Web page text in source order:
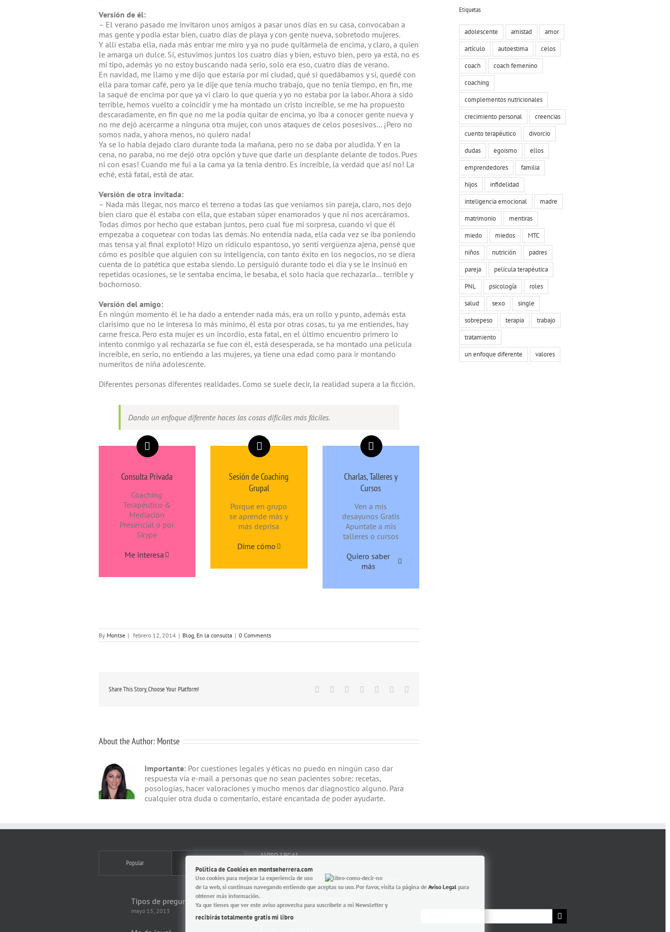
Versión de él:
– El verano pasado me invitaron unos amigos a pasar unos días en su casa, convocaban a
mas gente y podia estar bien, cuatro días de playa y con gente nueva, sobretodo mujeres.
Y allí estaba ella, nada más entrar me miro y ya no pude quitármela de encima, y claro, a quien
le amarga un dulce. Sí, estuvimos juntos los cuatro días y bien, estuvo bien, pero ya está, no es
mi tipo, además yo no estoy buscando nada serio, solo era eso, cuatro días de verano.
En navidad, me llamo y me dijo que estaría por mi ciudad, qué si quedábamos y sí, quedé con
ella para tomar café, pero ya le dije que tenía mucho trabajo, que no tenía tiempo, en fin, me
la saqué de encima por que ya vi claro lo que quería y yo no estaba por la labor. Ahora a sido
terrible, hemos vuelto a coincidir y me ha montado un cristo increíble, se me ha propuesto
descaradamente, en fin que no me la podía quitar de encima, yo iba a conocer gente nueva y
no me dejó acercarme a ninguna otra mujer, con unos ataques de celos posesivos… ¡Pero no
somos nada, y ahora menos, no quiero nada!
Ya se lo había dejado claro durante toda la mañana, pero no se daba por aludida. Y en la
cena, no paraba, no me dejó otra opción y tuve que darle un desplante delante de todos. Pues
ni con esas! Cuando me fui a la cama ya la tenia dentro. Es increíble, la verdad que así no! La
eché, está fatal, está de atar.
Versión de otra invitada:
– Nada más llegar, nos marco el terreno a todas las que veníamos sin pareja, claro, nos dejo
bien claro que él estaba con ella, que estaban súper enamorados y que ni nos acercáramos.
Todas dimos por hecho que estaban juntos, pero cual fue mi sorpresa, cuando vi que él
empezaba a coquetear con todas las demás. No entendía nada, ella cada vez se iba poniendo
mas tensa y al final exploto! Hizo un ridículo espantoso, yo sentí vergüenza ajena, pensé que
cómo es posible que alguien con su inteligencia, con tanto éxito en los negocios, no se diera
cuenta de lo patética que estaba siendo. Lo persiguió durante todo el día y se le insinuó en
repetidas ocasiones, se le sentaba encima, le besaba, el solo hacia que rechazarla… terrible y
bochornoso.
Versión del amigo:
En ningún momento él le ha dado a entender nada más, era un rollo y punto, además esta
clarísimo que no le interesa lo más mínimo, él esta por otras cosas, tu ya me entiendes, hay
carne fresca. Pero esta mujer es un incordio, esta fatal, en el último encuentro primero lo
intento conmigo y al rechazarla se fue con él, está desesperada, se ha montado una película
increíble, en serio, no entiendo a las mujeres, ya tiene una edad como para ir montando
numeritos de niña adolescente.
Diferentes personas diferentes realidades. Como se suele decir, la realidad supera a la ficción.
Dando un enfoque diferente haces las cosas difíciles más fáciles.
Consulta Privada
Coaching
Terapéutico &
Mediación
Presencial o por
Skype
Me interesa
Sesión de Coaching
Grupal
Porque en grupo
se aprende más y
más deprisa
Dime cómo
Charlas, Talleres y
Cursos
Ven a mis
desayunos Gratis
Apuntate a mis
talleres o cursos
Quiero saber
más
By Montse | febrero 12, 2014 | Blog, En la consulta | 0 Comments
Share This Story, Choose Your Platform! Facebook
TwitterLinkedinGoogle+
TumblrPinterest
About the Author: Montse
Importante: Por cuestiones legales y éticas no puedo en ningún caso dar
respuesta vía e-mail a personas que no sean pacientes sobre: recetas,
posologías, hacer valoraciones y mucho menos dar diagnostico alguno. Para
cualquier otra duda o comentario, estaré encantada de poder ayudarte.
Etiquetas
adolescente amistad
amor
artículo
autoestima
celos
coach
coach femenino
coaching
complementos nutricionales
crecimiento personal
creencias
cuento terapéutico
divorcio
dudas
egoismo
ellos
emprendedores
familia
hijos
infidelidad
inteligencia emocional
madre
matrimonio
mentiras
miedo
miedos
MTC
niños
nutrición
padres
pareja
película terapéutica
PNL
psicología
roles
salud
sexo
single
sobrepeso
terapia
trabajo
tratamiento
un enfoque diferente
valores
Popular
Tipos de preguntas
mayo 15, 2013
AVISO LEGAL
El presente sitio web pertenece a Montse
Herrera, que ofrece servicios de coach
terapéutico.
BUSCADOR
Política de Cookies en montseherrera.com
Uso cookies para mejorar la experiencia de uso
de la web, si continuas navegando entiendo que aceptas su uso. Por favor, visita la página de Aviso Legal para
obtener más información.
Ya que tienes que ver este aviso aprovecha para suscríbete a mi Newsletter y
recibirás totalmente gratis mi libro